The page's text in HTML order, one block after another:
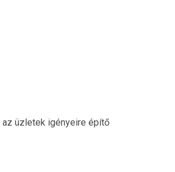
az üzletek igényeire építő